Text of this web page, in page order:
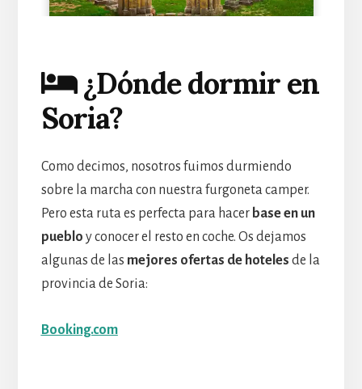
¿Dónde dormir en
Soria?
Como decimos, nosotros fuimos durmiendo
sobre la marcha con nuestra furgoneta camper.
Pero esta ruta es perfecta para hacer base en un
pueblo y conocer el resto en coche. Os dejamos
algunas de las mejores ofertas de hoteles de la
provincia de Soria:
Booking.com